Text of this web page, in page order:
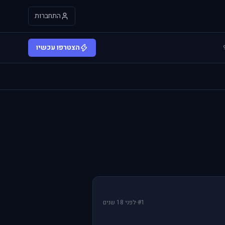
התחברות
הצטרפו עכשיו
#1
·לפני 18 שנים